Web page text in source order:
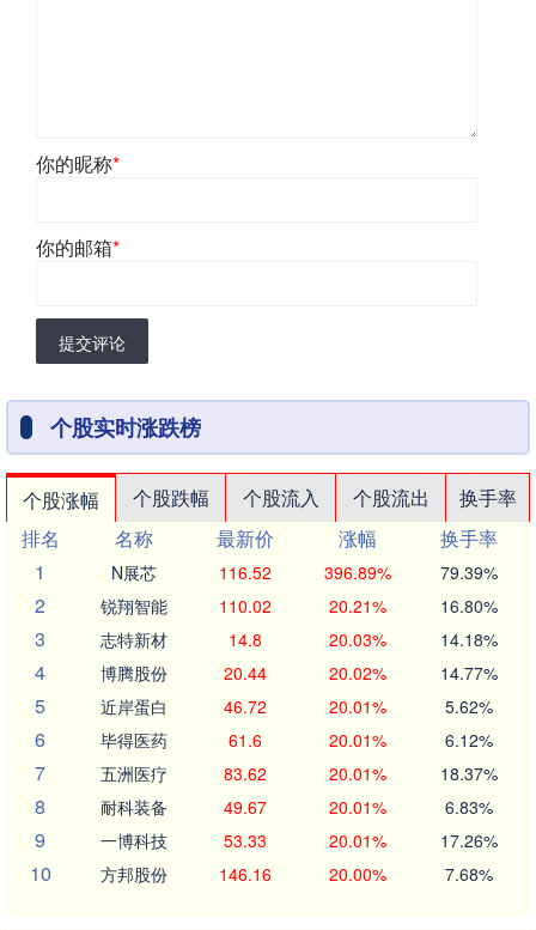
你的昵称*
你的邮箱*
提交评论
个股实时涨跌榜
个股涨幅 个股跌幅 个股流入 个股流出
换手率
排名
名称 最新价 涨幅
换手率
1
N展芯 116.52 396.89% 79.39%
2 锐翔智能 110.02 20.21% 16.80%
3 志特新材 14.8 20.03% 14.18%
4 博腾股份 20.44 20.02% 14.77%
5 近岸蛋白 46.72 20.01% 5.62%
6 毕得医药 61.6 20.01% 6.12%
7 五洲医疗 83.62 20.01% 18.37%
8 耐科装备 49.67 20.01% 6.83%
9 一博科技 53.33 20.01% 17.26%
10 方邦股份 146.16 20.00% 7.68%